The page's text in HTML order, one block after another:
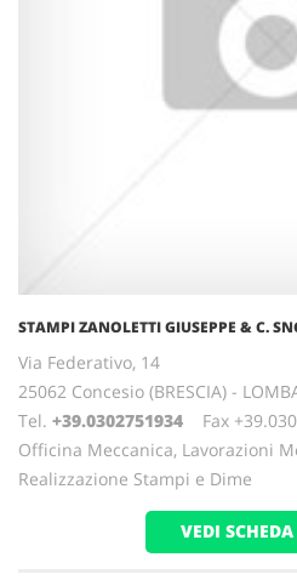
STAMPI ZANOLETTI GIUSEPPE & C.
Via Federativo, 14
25062 Concesio (BRESCIA) -
Tel. +39.0302751934 Fax
Officina Meccanica, Lavorazioni
Realizzazione Stampi e Dime
VEDI